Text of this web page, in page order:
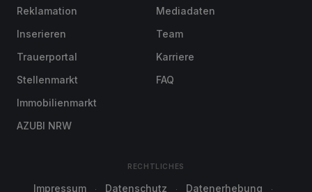
Reklamation
Inserieren
Trauerportal
Stellenmarkt
Immobilienmarkt
AZUBI NRW
Mediadaten
Team
Karriere
FAQ
RECHTLICHES
Impressum Datenschutz Datenerhebung